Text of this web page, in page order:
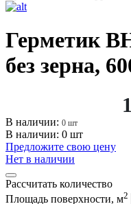
Герметик
без зерна,
В наличии: 0 шт
В наличии: 0 шт
Предложите свою цену
Нет в наличии
Рассчитать количество
Площадь поверхности, м2